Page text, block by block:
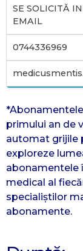
SE SOLICITĂ
EMAIL
0744336969
primului an de
automat grijile
exploreze
abonamentele
medical al
specialiștilor
abonamente.